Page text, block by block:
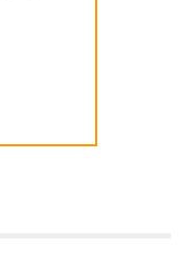
yeni
qələbə